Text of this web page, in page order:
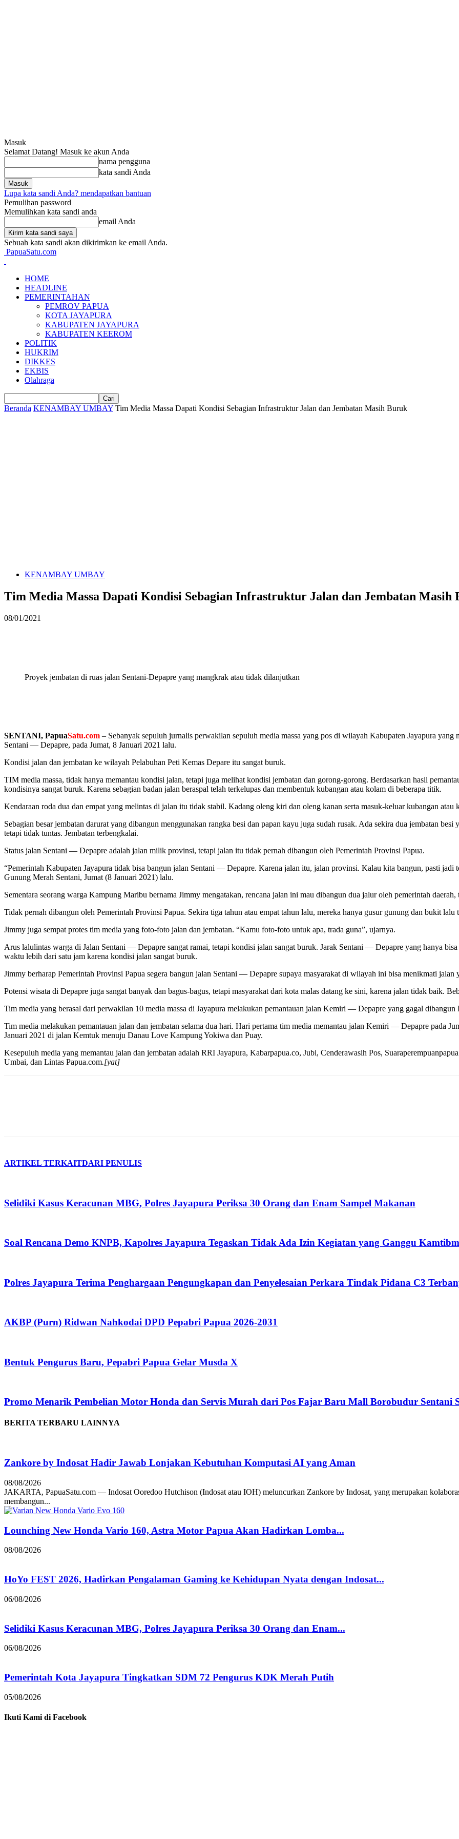
Masuk
Selamat Datang! Masuk ke akun Anda
nama pengguna
kata sandi Anda
Lupa kata sandi Anda? mendapatkan bantuan
Pemulihan password
Memulihkan kata sandi anda
email Anda
Sebuah kata sandi akan dikirimkan ke email Anda.
PapuaSatu.com
HOME
HEADLINE
PEMERINTAHAN
PEMROV PAPUA
KOTA JAYAPURA
KABUPATEN JAYAPURA
KABUPATEN KEEROM
POLITIK
HUKRIM
DIKKES
EKBIS
Olahraga
Beranda KENAMBAY UMBAY Tim Media Massa Dapati Kondisi Sebagian Infrastruktur Jalan dan Jembatan Masih Buruk
KENAMBAY UMBAY
Tim Media Massa Dapati Kondisi Sebagian Infrastruktur Jalan dan Jembatan Masih
08/01/2021
Proyek jembatan di ruas jalan Sentani-Depapre yang mangkrak atau tidak dilanjutkan
SENTANI, PapuaSatu.com – Sebanyak sepuluh jurnalis perwakilan sepuluh media massa yang pos di wilayah Kabupaten Jayapura yang
Sentani — Depapre, pada Jumat, 8 Januari 2021 lalu.
Kondisi jalan dan jembatan ke wilayah Pelabuhan Peti Kemas Depare itu sangat buruk.
TIM media massa, tidak hanya memantau kondisi jalan, tetapi juga melihat kondisi jembatan dan gorong-gorong. Berdasarkan hasil
kondisinya sangat buruk. Karena sebagian badan jalan beraspal telah terkelupas dan membentuk kubangan atau kolam di beberapa titik.
Kendaraan roda dua dan empat yang melintas di jalan itu tidak stabil. Kadang oleng kiri dan oleng kanan serta masuk-keluar kubangan atau
Sebagian besar jembatan darurat yang dibangun menggunakan rangka besi dan papan kayu juga sudah rusak. Ada sekira dua jembatan
tetapi tidak tuntas. Jembatan terbengkalai.
Status jalan Sentani — Depapre adalah jalan milik provinsi, tetapi jalan itu tidak pernah dibangun oleh Pemerintah Provinsi Papua.
“Pemerintah Kabupaten Jayapura tidak bisa bangun jalan Sentani — Depapre. Karena jalan itu, jalan provinsi. Kalau kita bangun, pasti
Gunung Merah Sentani, Jumat (8 Januari 2021) lalu.
Sementara seorang warga Kampung Maribu bernama Jimmy mengatakan, rencana jalan ini mau dibangun dua jalur oleh pemerintah daerah,
Tidak pernah dibangun oleh Pemerintah Provinsi Papua. Sekira tiga tahun atau empat tahun lalu, mereka hanya gusur gunung dan bukit
Jimmy juga sempat protes tim media yang foto-foto jalan dan jembatan. “Kamu foto-foto untuk apa, trada guna”, ujarnya.
Arus lalulintas warga di Jalan Sentani — Depapre sangat ramai, tetapi kondisi jalan sangat buruk. Jarak Sentani — Depapre yang hanya
waktu lebih dari satu jam karena kondisi jalan sangat buruk.
Jimmy berharap Pemerintah Provinsi Papua segera bangun jalan Sentani — Depapre supaya masyarakat di wilayah ini bisa menikmati jalan
Potensi wisata di Depapre juga sangat banyak dan bagus-bagus, tetapi masyarakat dari kota malas datang ke sini, karena jalan tidak baik.
Tim media yang berasal dari perwakilan 10 media massa di Jayapura melakukan pemantauan jalan Kemiri — Depapre yang gagal dibangun
Tim media melakukan pemantauan jalan dan jembatan selama dua hari. Hari pertama tim media memantau jalan Kemiri — Depapre pada
Januari 2021 di jalan Kemtuk menuju Danau Love Kampung Yokiwa dan Puay.
Kesepuluh media yang memantau jalan dan jembatan adalah RRI Jayapura, Kabarpapua.co, Jubi, Cenderawasih Pos,
Umbai, dan Lintas Papua.com.[yat]
ARTIKEL TERKAITDARI PENULIS
Selidiki Kasus Keracunan MBG, Polres Jayapura Periksa 30 Orang dan Enam Sampel Makanan
Soal Rencana Demo KNPB, Kapolres Jayapura Tegaskan Tidak Ada Izin Kegiatan yang Ganggu
Polres Jayapura Terima Penghargaan Pengungkapan dan Penyelesaian Perkara Tindak Pidana C3
AKBP (Purn) Ridwan Nahkodai DPD Pepabri Papua 2026-2031
Bentuk Pengurus Baru, Pepabri Papua Gelar Musda X
Promo Menarik Pembelian Motor Honda dan Servis Murah dari Pos Fajar Baru Mall Borobudur Sentani
BERITA TERBARU LAINNYA
Zankore by Indosat Hadir Jawab Lonjakan Kebutuhan Komputasi AI yang Aman
08/08/2026
JAKARTA, PapuaSatu.com — Indosat Ooredoo Hutchison (Indosat atau IOH) meluncurkan Zankore by Indosat, yang merupakan
membangun...
Lounching New Honda Vario 160, Astra Motor Papua Akan Hadirkan Lomba...
08/08/2026
HoYo FEST 2026, Hadirkan Pengalaman Gaming ke Kehidupan Nyata dengan Indosat...
06/08/2026
Selidiki Kasus Keracunan MBG, Polres Jayapura Periksa 30 Orang dan Enam...
06/08/2026
Pemerintah Kota Jayapura Tingkatkan SDM 72 Pengurus KDK Merah Putih
05/08/2026
Ikuti Kami di Facebook